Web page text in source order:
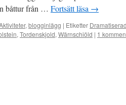
båttur från … Fortsätt läsa →
, blogginlägg | Etiketter
, Tordenskjold, Wärnschiöld | 1